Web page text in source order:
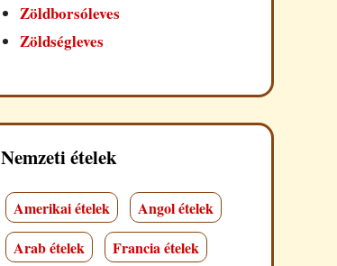
Zöldborsóleves
Zöldségleves
Nemzeti ételek
Amerikai ételek
Angol ételek
Arab ételek
Francia ételek